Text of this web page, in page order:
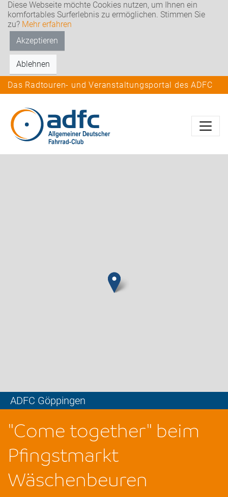
Diese Webseite möchte Cookies nutzen, um Ihnen ein
komfortables Surferlebnis zu ermöglichen. Stimmen Sie
zu? Mehr erfahren
Akzeptieren
Ablehnen
Das Radtouren- und Veranstaltungsportal des ADFC
ADFC Göppingen
"Come together" beim
Pfingstmarkt
Wäschenbeuren